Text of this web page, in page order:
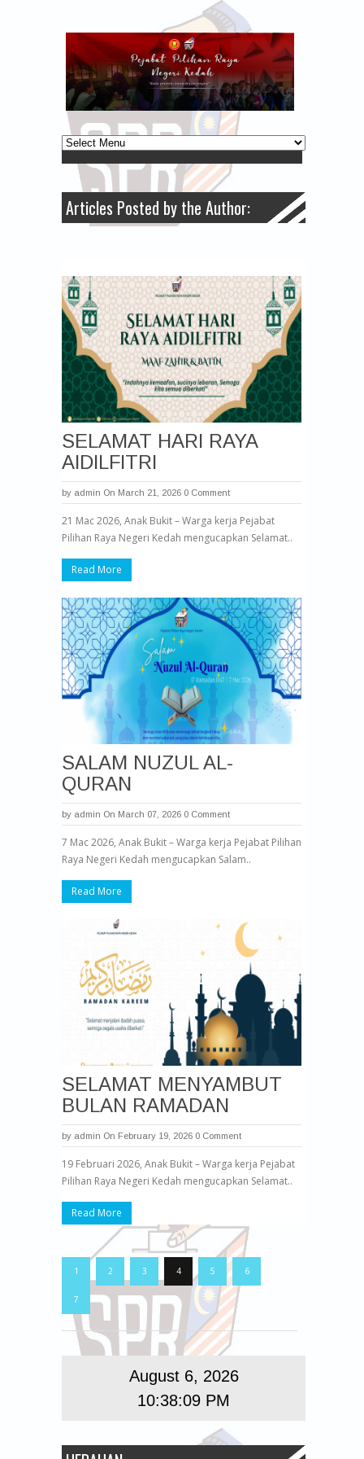
Articles Posted by the Author:
SELAMAT HARI RAYA
AIDILFITRI
by admin On March 21, 2026 0 Comment
21 Mac 2026, Anak Bukit – Warga kerja Pejabat
Pilihan Raya Negeri Kedah mengucapkan Selamat..
Read More
SALAM NUZUL AL-
QURAN
by admin On March 07, 2026 0 Comment
7 Mac 2026, Anak Bukit – Warga kerja Pejabat Pilihan
Raya Negeri Kedah mengucapkan Salam..
Read More
SELAMAT MENYAMBUT
BULAN RAMADAN
by admin On February 19, 2026 0 Comment
19 Februari 2026, Anak Bukit – Warga kerja Pejabat
Pilihan Raya Negeri Kedah mengucapkan Selamat..
Read More
1 2 3 4 5 6
7
August 6, 2026
10:38:10 PM